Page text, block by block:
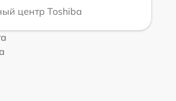
центр Toshiba